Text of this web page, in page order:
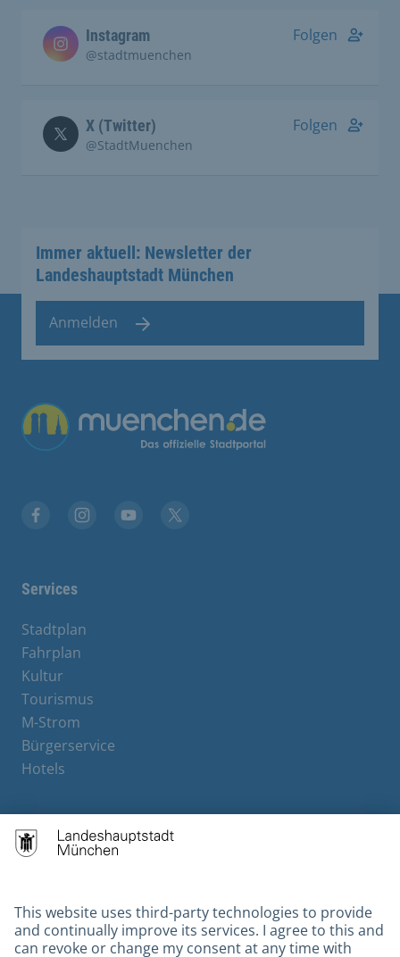
Instagram
@stadtmuenchen
Folgen
X (Twitter)
@StadtMuenchen
Folgen
Immer aktuell: Newsletter der
Landeshauptstadt München
Anmelden
Übergreifende Links
Services
Stadtplan
Fahrplan
Kultur
Tourismus
M-Strom
Bürgerservice
Hotels
Contact
Gebärdensprache
Datenschutz